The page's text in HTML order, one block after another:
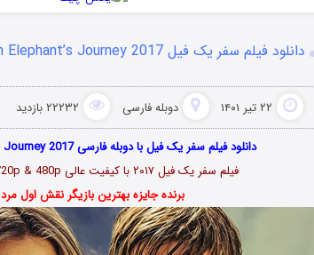
دانلود فیلم سفر یک فیل An Elephant’s Journey 2017
۲۲ تیر ۱۴۰۱ دوبله فارسی ۲۲۲۳۲ بازدید
دانلود فیلم سفر یک فیل با دوبله فارسی An Elephant’s Journey 2017
فیلم سفر یک فیل ۲۰۱۷ با کیفیت عالی 1080p & 720p & 480p
برنده جایزه بهترین بازیگر نقش اول مرد